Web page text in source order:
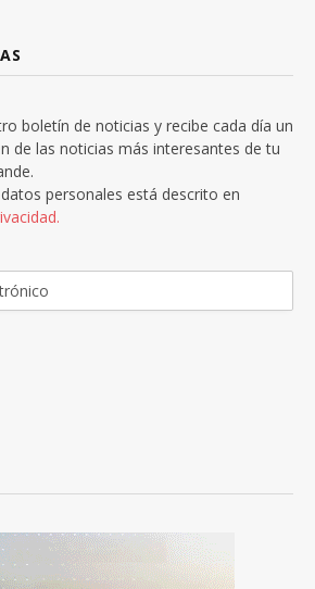
boletín de noticias y recibe cada día un
de las noticias más interesantes de tu
personales está descrito en